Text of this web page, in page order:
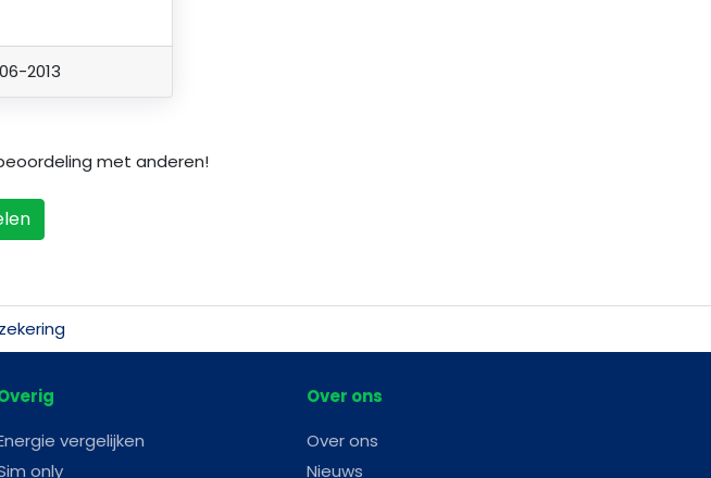
2013
met anderen!
vergelijken
only
Over ons
Over ons
Nieuws